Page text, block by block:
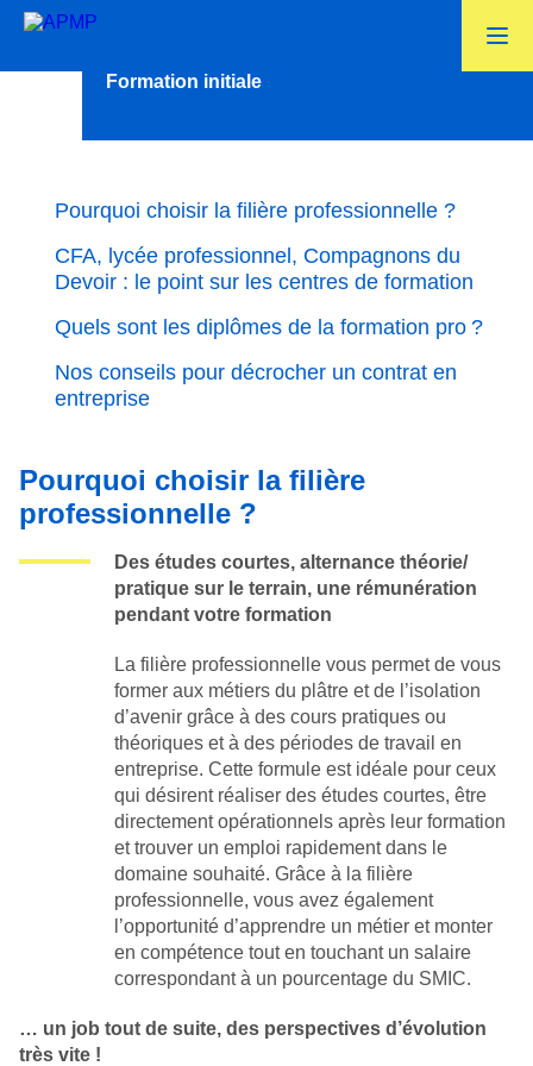
Formation initiale
Pourquoi choisir la filière professionnelle ?
CFA, lycée professionnel, Compagnons du
Devoir : le point sur les centres de formation
Quels sont les diplômes de la formation pro ?
Nos conseils pour décrocher un contrat en
entreprise
Pourquoi choisir la filière
professionnelle ?
Des études courtes, alternance théorie/
pratique sur le terrain, une rémunération
pendant votre formation
La filière professionnelle vous permet de vous
former aux métiers du plâtre et de l’isolation
d’avenir grâce à des cours pratiques ou
théoriques et à des périodes de travail en
entreprise. Cette formule est idéale pour ceux
qui désirent réaliser des études courtes, être
directement opérationnels après leur formation
et trouver un emploi rapidement dans le
domaine souhaité. Grâce à la filière
professionnelle, vous avez également
l’opportunité d’apprendre un métier et monter
en compétence tout en touchant un salaire
correspondant à un pourcentage du SMIC.
… un job tout de suite, des perspectives d’évolution
très vite !